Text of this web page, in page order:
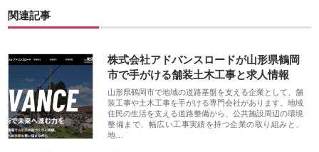
関連記事
株式会社アドバンスロードが山形県鶴岡
市で手がける舗装土木工事と求人情報
山形県鶴岡市で地域の道路基盤を支える企業として、舗
装工事や土木工事を手がける専門会社があります。地域
住民の生活を支える道路整備から、公共施設周辺の環境
整備まで、幅広い工事実績を持つ企業の取り組みと、
地…